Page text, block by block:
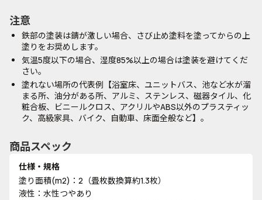
注意
鉄部の塗装は錆が激しい場合、さび止め塗料を塗ってからの上
塗りをお奨めします。
気温5度以下の場合、湿度85%以上の場合は塗装を避けてくだ
さい。
塗れない場所の代表例【浴室床、ユニットバス、池など水が溜
まる所、油分がある所、アルミ、ステンレス、磁器タイル、化
粧合板、ビニールクロス、アクリルやABS以外のプラスティッ
ク、高級家具、バイク、自動車、床面全般など】。
商品スペック
仕様・規格
塗り面積(m2)：2（畳枚数換算約1.3枚）
液性：水性つやあり